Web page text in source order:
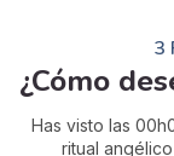
3
¿Cómo
Has visto las
ritual